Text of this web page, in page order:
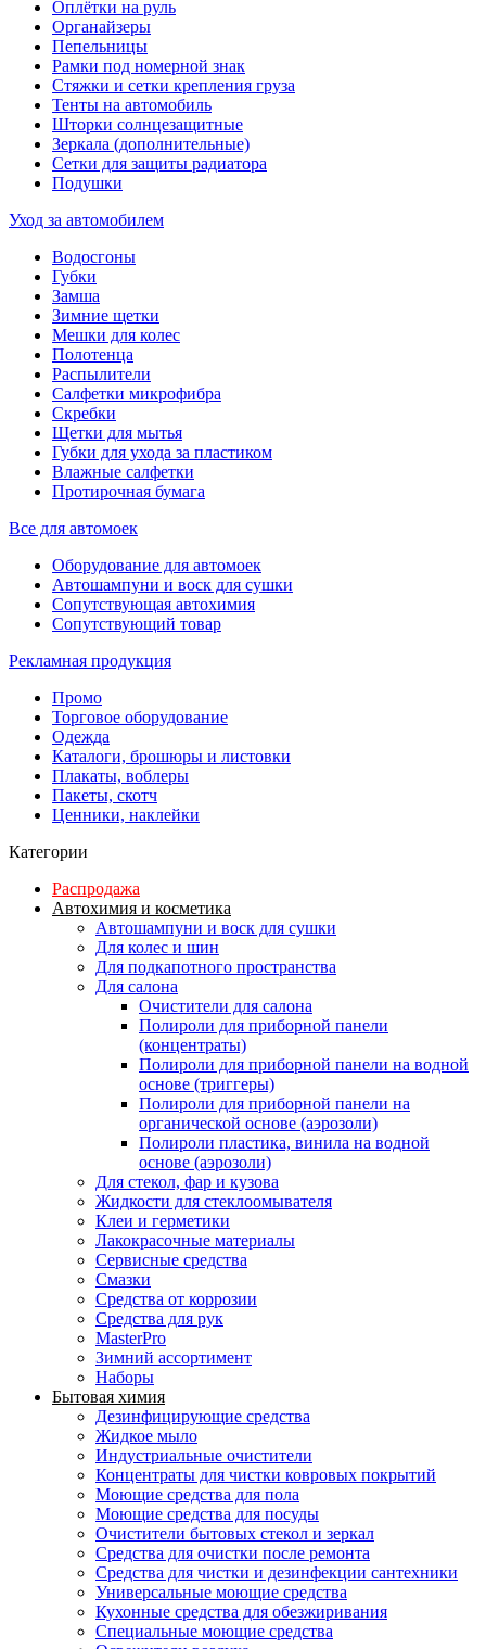
Оплётки на руль
Органайзеры
Пепельницы
Рамки под номерной знак
Стяжки и сетки крепления груза
Тенты на автомобиль
Шторки солнцезащитные
Зеркала (дополнительные)
Сетки для защиты радиатора
Подушки
Уход за автомобилем
Водосгоны
Губки
Замша
Зимние щетки
Мешки для колес
Полотенца
Распылители
Салфетки микрофибра
Скребки
Щетки для мытья
Губки для ухода за пластиком
Влажные салфетки
Протирочная бумага
Все для автомоек
Оборудование для автомоек
Автошампуни и воск для сушки
Сопутствующая автохимия
Сопутствующий товар
Рекламная продукция
Промо
Торговое оборудование
Одежда
Каталоги, брошюры и листовки
Плакаты, воблеры
Пакеты, скотч
Ценники, наклейки
Категории
Распродажа
Автохимия и косметика
Автошампуни и воск для сушки
Для колес и шин
Для подкапотного пространства
Для салона
Очистители для салона
Полироли для приборной панели
(концентраты)
Полироли для приборной панели на водной
основе (триггеры)
Полироли для приборной панели на
органической основе (аэрозоли)
Полироли пластика, винила на водной
основе (аэрозоли)
Для стекол, фар и кузова
Жидкости для стеклоомывателя
Клеи и герметики
Лакокрасочные материалы
Сервисные средства
Смазки
Средства от коррозии
Средства для рук
MasterPro
Зимний ассортимент
Наборы
Бытовая химия
Дезинфицирующие средства
Жидкое мыло
Индустриальные очистители
Концентраты для чистки ковровых покрытий
Моющие средства для пола
Моющие средства для посуды
Очистители бытовых стекол и зеркал
Средства для очистки после ремонта
Средства для чистки и дезинфекции сантехники
Универсальные моющие средства
Кухонные средства для обезжиривания
Специальные моющие средства